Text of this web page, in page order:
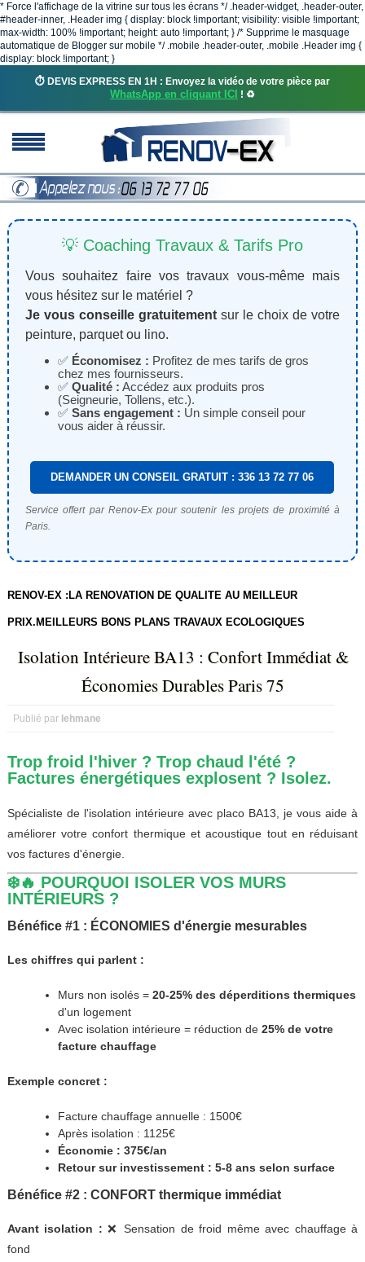
* Force l'affichage de la vitrine sur tous les écrans */ .header-widget, .header-outer,
#header-inner, .Header img { display: block !important; visibility: visible !important;
max-width: 100% !important; height: auto !important; } /* Supprime le masquage
automatique de Blogger sur mobile */ .mobile .header-outer, .mobile .Header img {
display: block !important; }
⏱️ DEVIS EXPRESS EN 1H : Envoyez la vidéo de votre pièce par
WhatsApp en cliquant ICI ! ♻️
💡 Coaching Travaux & Tarifs Pro
Vous souhaitez faire vos travaux vous-même mais
vous hésitez sur le matériel ?
Je vous conseille gratuitementsur le choix de votre
peinture, parquet ou lino.
✅ Économisez : Profitez de mes tarifs de gros
chez mes fournisseurs.
✅ Qualité : Accédez aux produits pros
(Seigneurie, Tollens, etc.).
✅ Sans engagement : Un simple conseil pour
vous aider à réussir.
DEMANDER UN CONSEIL GRATUIT : 336 13 72 77 06
Service offert par Renov-Ex pour soutenir les projets de proximité à
Paris.
RENOV-EX :LA RENOVATION DE QUALITE AU MEILLEUR
PRIX.MEILLEURS BONS PLANS TRAVAUX ECOLOGIQUES
Isolation Intérieure BA13 : Confort Immédiat &
Économies Durables Paris 75
Publié par lehmane
Trop froid l'hiver ? Trop chaud l'été ?
Factures énergétiques explosent ? Isolez.
Spécialiste de l'isolation intérieure avec placo BA13, je vous aide à
améliorer votre confort thermique et acoustique tout en réduisant
vos factures d'énergie.
❄️🔥 POURQUOI ISOLER VOS MURS
INTÉRIEURS ?
Bénéfice #1 : ÉCONOMIES d'énergie mesurables
Les chiffres qui parlent :
Murs non isolés =20-25% des déperditions thermiques
d'un logement
Avec isolation intérieure = réduction de25% de votre
facture chauffage
Exemple concret :
Facture chauffage annuelle : 1500€
Après isolation : 1125€
Économie : 375€/an
Retour sur investissement : 5-8 ans selon surface
Bénéfice #2 : CONFORT thermique immédiat
Avant isolation : ❌ Sensation de froid même avec chauffage à
fond